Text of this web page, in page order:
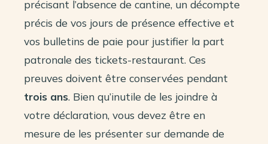
précisant l’absence de cantine, un décompte
précis de vos jours de présence effective et
vos bulletins de paie pour justifier la part
patronale des tickets-restaurant. Ces
preuves doivent être conservées pendant
trois ans. Bien qu’inutile de les joindre à
votre déclaration, vous devez être en
mesure de les présenter sur demande de